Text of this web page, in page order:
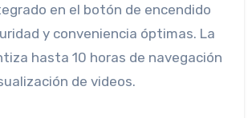
en el botón de encendido
y conveniencia óptimas. La
hasta 10 horas de navegación
de videos.